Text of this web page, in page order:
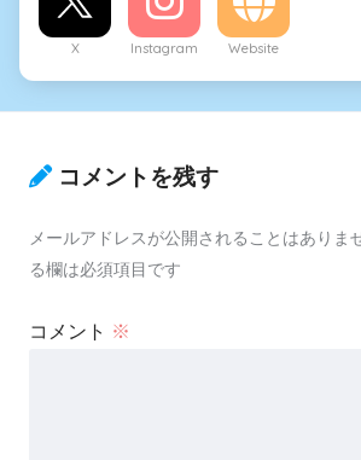
X Instagram Website
コメントを残す
メールアドレスが公開されることはありま
る欄は必須項目です
コメント ※